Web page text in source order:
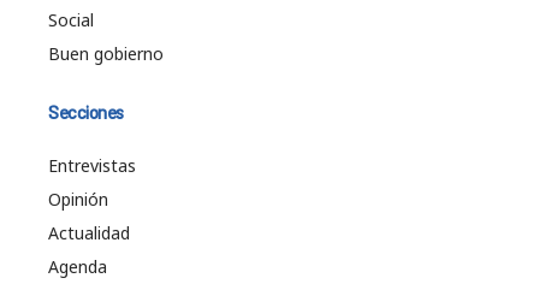
Social
Buen gobierno
Secciones
Entrevistas
Opinión
Actualidad
Agenda